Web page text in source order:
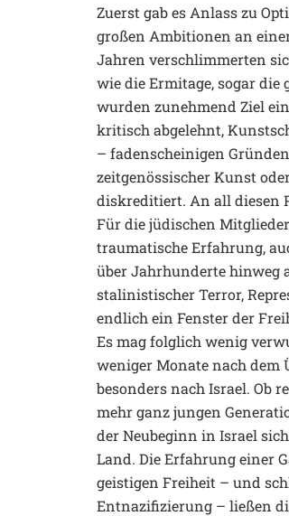
Zuerst gab es Anlass zu
großen Ambitionen an
Jahren verschlimmerten
wie die Ermitage, sogar die
wurden zunehmend Ziel
kritisch abgelehnt,
– fadenscheinigen
zeitgenössischer Kunst
diskreditiert. An all diesen
Für die jüdischen
traumatische Erfahrung,
über Jahrhunderte hinweg
stalinistischer Terror,
endlich ein Fenster der
Es mag folglich wenig
weniger Monate nach dem
besonders nach Israel. Ob
mehr ganz jungen
der Neubeginn in Israel
Land. Die Erfahrung einer
geistigen Freiheit – und
Entnazifizierung – ließen